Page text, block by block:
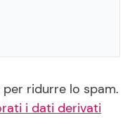
ridurre lo spam.
i dati derivati